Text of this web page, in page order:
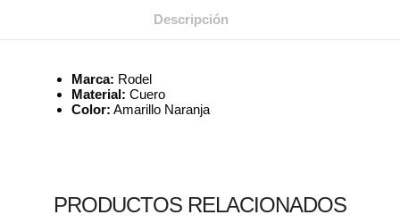
Descripción
Marca: Rodel
Material: Cuero
Color: Amarillo Naranja
PRODUCTOS RELACIONADOS